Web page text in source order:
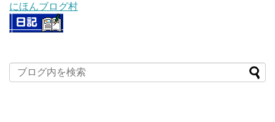
にほんブログ村